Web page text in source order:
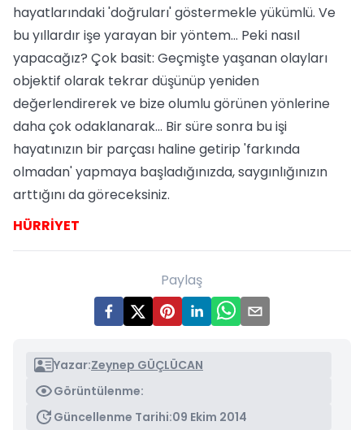
hayatlarındaki 'doğruları' göstermekle yükümlü. Ve
bu yıllardır işe yarayan bir yöntem... Peki nasıl
yapacağız? Çok basit: Geçmişte yaşanan olayları
objektif olarak tekrar düşünüp yeniden
değerlendirerek ve bize olumlu görünen yönlerine
daha çok odaklanarak... Bir süre sonra bu işi
hayatınızın bir parçası haline getirip 'farkında
olmadan' yapmaya başladığınızda, saygınlığınızın
arttığını da göreceksiniz.
HÜRRİYET
Paylaş
Yazar:Zeynep GÜÇLÜCAN
Görüntülenme:
Güncellenme Tarihi:09 Ekim 2014